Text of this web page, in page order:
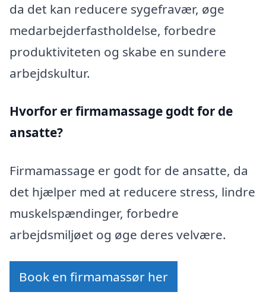
da det kan reducere sygefravær, øge
medarbejderfastholdelse, forbedre
produktiviteten og skabe en sundere
arbejdskultur.
Hvorfor er firmamassage godt for de
ansatte?
Firmamassage er godt for de ansatte, da
det hjælper med at reducere stress, lindre
muskelspændinger, forbedre
arbejdsmiljøet og øge deres velvære.
Book en firmamassør her